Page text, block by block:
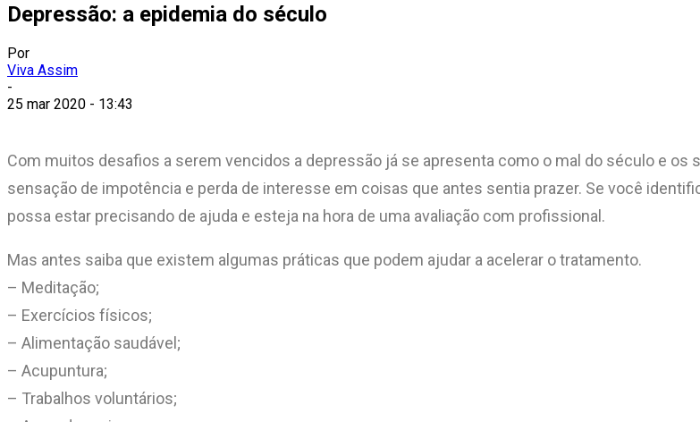
Depressão: a epidemia do século
Por
Viva Assim
-
25 mar 2020 - 13:43
Com muitos desafios a serem vencidos a depressão já se apresenta como o mal do século e
sensação de impotência e perda de interesse em coisas que antes sentia prazer. Se você
possa estar precisando de ajuda e esteja na hora de uma avaliação com profissional.
Mas antes saiba que existem algumas práticas que podem ajudar a acelerar o tratamento.
– Meditação;
– Exercícios físicos;
– Alimentação saudável;
– Acupuntura;
– Trabalhos voluntários;